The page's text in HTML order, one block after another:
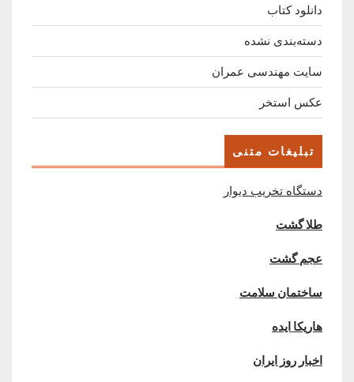
دانلود کتاب
دسته‌بندی نشده
سایت مهندسی عمران
عکس استخر
تبلیغات متنی
دستگاه تخریب دیوار
طلا گشت
عجم گشت
ساختمان سلامت
هاریکا ایده
اخبار روز ایران